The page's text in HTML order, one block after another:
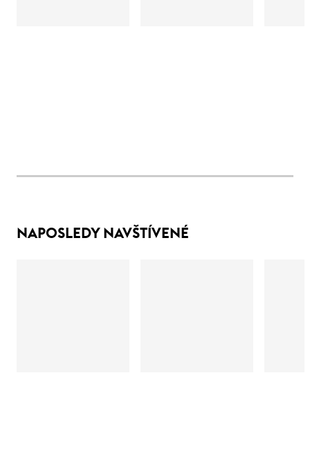
NAPOSLEDY NAVŠTÍVENÉ